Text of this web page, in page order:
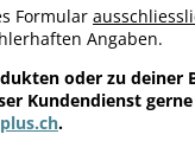
Formular
Angaben.
oder zu deiner
Kundendienst gerne
.